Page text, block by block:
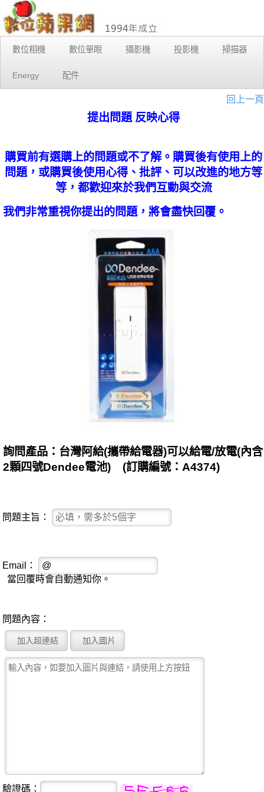
數位相機 數位單眼 攝影機 投影機 掃描器
Energy 配件
回上一頁
提出問題 反映心得
購買前有選購上的問題或不了解。購買後有使用上的
問題，或購買後使用心得、批評、可以改進的地方等
等，都歡迎來於我們互動與交流
我們非常重視你提出的問題，將會盡快回覆。
詢問產品：台灣阿給(攜帶給電器)可以給電/放電(內含
2顆四號Dendee電池) (訂購編號：A4374)
問題主旨：
Email：
當回覆時會自動通知你。
問題內容：
驗證碼：